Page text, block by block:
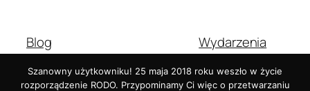
Blog
O nas
Najczęściej zadawane pytania
Wydarzenia
Sklep
Wzorce
Szanowny użytkowniku! 25 maja 2018 roku weszło w życie
rozporządzenie RODO. Przypominamy Ci więc o przetwarzaniu